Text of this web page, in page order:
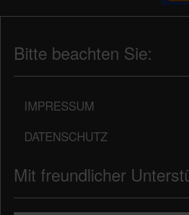
Bitte beachten Sie:
IMPRESSUM
DATENSCHUTZ
Mit freundlicher